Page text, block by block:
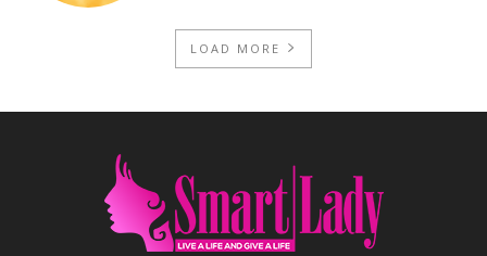
LOAD MORE